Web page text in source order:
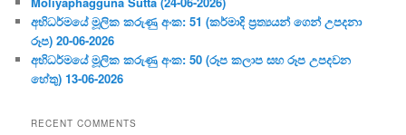
අභිධර්මයේ මූලික කරුණු අංක: 51 (කර්මාදි ප්‍ර‍ත්‍යයන් ගෙන් උපදනා
රූප) 20-06-2026
අභිධර්මයේ මූලික කරුණු අංක: 50 (රූප කලාප සහ රූප උපදවන
හේතු) 13-06-2026
RECENT COMMENTS